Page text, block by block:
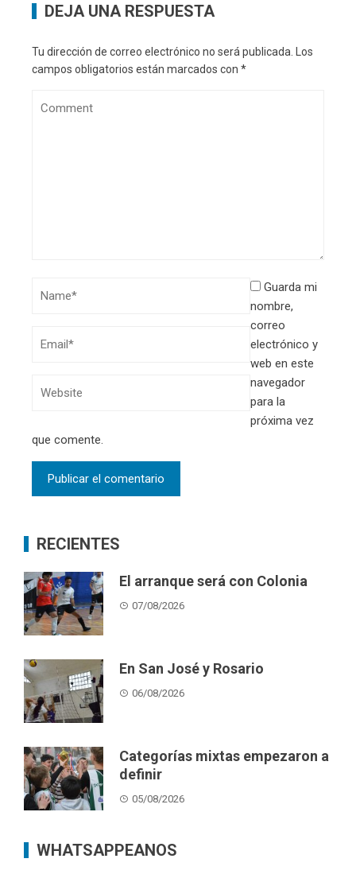
DEJA UNA RESPUESTA
Tu dirección de correo electrónico no será publicada.
Los
campos obligatorios están marcados con *
Guarda mi
nombre,
correo
electrónico y
web en este
navegador
para la
próxima vez
que comente.
RECIENTES
El arranque será con Colonia
07/08/2026
En San José y Rosario
06/08/2026
Categorías mixtas empezaron a
definir
05/08/2026
WHATSAPPEANOS